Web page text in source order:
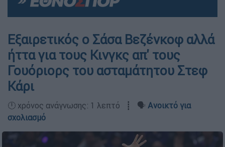
Εξαιρετικός ο Σάσα Βεζένκοφ αλλά
ήττα για τους Κινγκς απ' τους
Γουόριορς του ασταμάτητου Στεφ
Κάρι
🕛 χρόνος ανάγνωσης: 1 λεπτό ┋ 🗣️ Ανοικτό για
σχολιασμό